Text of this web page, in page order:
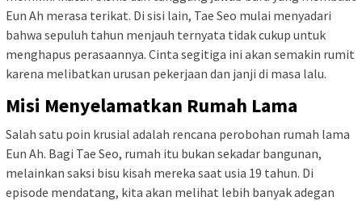
Eun Ah merasa terikat. Di sisi lain, Tae Seo mulai menyadari
bahwa sepuluh tahun menjauh ternyata tidak cukup untuk
menghapus perasaannya. Cinta segitiga ini akan semakin rumit
karena melibatkan urusan pekerjaan dan janji di masa lalu.
Misi Menyelamatkan Rumah Lama
Salah satu poin krusial adalah rencana perobohan rumah lama
Eun Ah. Bagi Tae Seo, rumah itu bukan sekadar bangunan,
melainkan saksi bisu kisah mereka saat usia 19 tahun. Di
episode mendatang, kita akan melihat lebih banyak adegan